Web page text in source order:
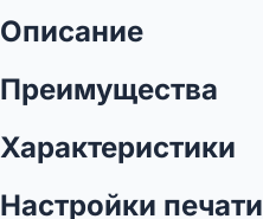
Описание
Преимущества
Характеристики
Настройки печати